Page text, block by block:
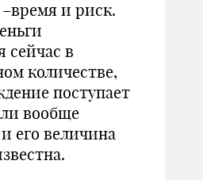
и риск.
сейчас в
количестве,
поступает
вообще
его величина